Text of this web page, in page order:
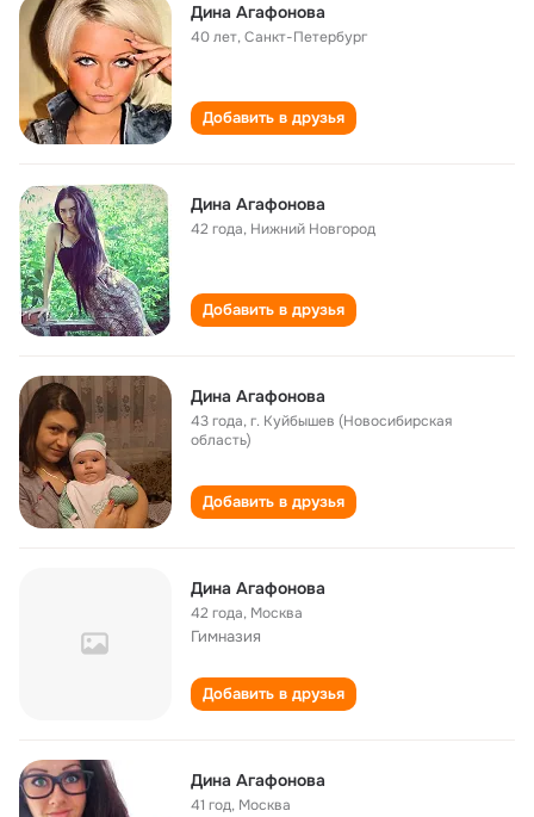
Дина Агафонова
40 лет,Санкт-Петербург
Добавить в друзья
Дина Агафоновa
42 года, Нижний Новгород
Добавить в друзья
Дина Агафонова
43 года,г. Куйбышев (Новосибирская
область)
Добавить в друзья
Дина Агафонова
42 года, Москва
Гимназия
Добавить в друзья
Дина Агафонова
41 год, Москва